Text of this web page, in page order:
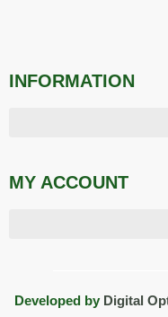
INFORMATION
MY ACCOUNT
Developed by Digital